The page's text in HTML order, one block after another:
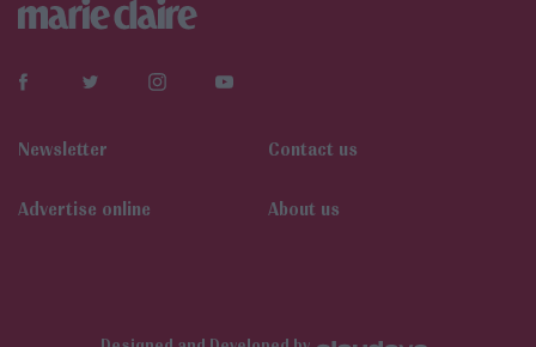
Newsletter Contact us
Αdvertise online About us